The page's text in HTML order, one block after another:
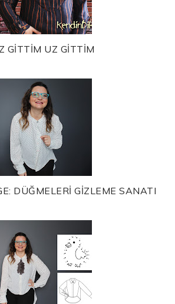
GİTTİM UZ GİTTİM
DÜĞMELERİ GİZLEME SANATI